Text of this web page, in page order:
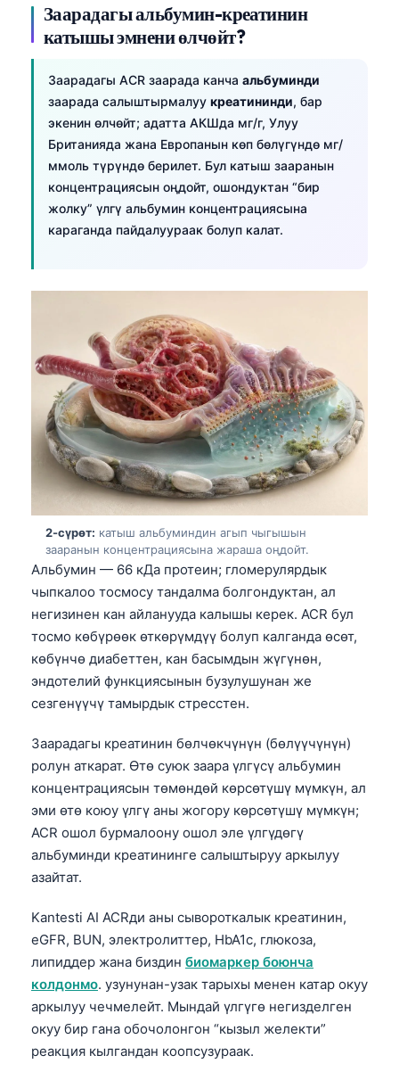
Заарадагы альбумин-креатинин
катышы эмнени өлчөйт?
Заарадагы ACR заарада канча альбуминди
заарада салыштырмалуу креатининди, бар
экенин өлчөйт; адатта АКШда мг/г, Улуу
Британияда жана Европанын көп бөлүгүндө мг/
ммоль түрүндө берилет. Бул катыш зааранын
концентрациясын оңдойт, ошондуктан “бир
жолку” үлгү альбумин концентрациясына
караганда пайдалуураак болуп калат.
2-сүрөт: катыш альбуминдин агып чыгышын
зааранын концентрациясына жараша оңдойт.
Альбумин — 66 кДа протеин; гломерулярдык
чыпкалоо тосмосу тандалма болгондуктан, ал
негизинен кан айланууда калышы керек. ACR бул
тосмо көбүрөөк өткөрүмдүү болуп калганда өсөт,
көбүнчө диабеттен, кан басымдын жүгүнөн,
эндотелий функциясынын бузулушунан же
сезгенүүчү тамырдык стресстен.
Заарадагы креатинин бөлчөкчүнүн (бөлүүчүнүн)
ролун аткарат. Өтө суюк заара үлгүсү альбумин
концентрациясын төмөндөй көрсөтүшү мүмкүн, ал
эми өтө коюу үлгү аны жогору көрсөтүшү мүмкүн;
ACR ошол бурмалоону ошол эле үлгүдөгү
альбуминди креатининге салыштыруу аркылуу
азайтат.
Kantesti AI ACRди аны сывороткалык креатинин,
eGFR, BUN, электролиттер, HbA1c, глюкоза,
липиддер жана биздин биомаркер боюнча
колдонмо. узунунан-узак тарыхы менен катар окуу
аркылуу чечмелейт. Мындай үлгүгө негизделген
окуу бир гана обочолонгон “кызыл желекти”
реакция кылгандан коопсузураак.